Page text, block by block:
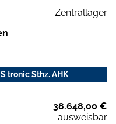
Zentrallager
tronic Sthz. AHK
38.648,00 €
ausweisbar